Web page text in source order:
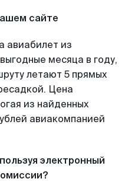
сайте
авиабилет из
месяца в году,
летают 5 прямых
Цена
из найденных
авиакомпанией
электронный